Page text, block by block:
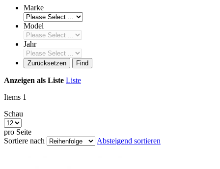
Marke
Model
Jahr
Zurücksetzen Find
Anzeigen als Liste Liste
Items 1
Schau
pro Seite
Sortiere nach
Absteigend sortieren